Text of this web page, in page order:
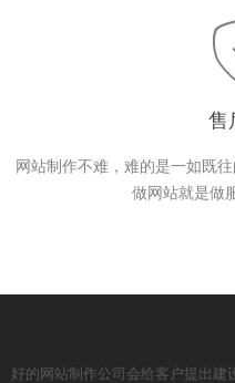
售
网站制作不难，难的是一如既
做网站就是做
好的网站制作公司会给客户提出建